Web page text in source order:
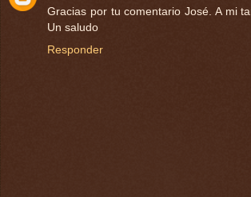
Gracias por tu comentario José. A mi
Un saludo
Responder